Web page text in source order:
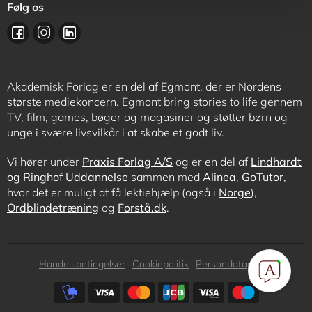
Følg os
Akademisk Forlag er en del af Egmont, der er Nordens
største mediekoncern. Egmont bring stories to life gennem
TV, film, games, bøger og magasiner og støtter børn og
unge i svære livsvilkår i at skabe et godt liv.
Vi hører under Praxis Forlag A/S og er en del af Lindhardt
og Ringhof Uddannelse sammen med Alinea, GoTutor,
hvor det er muligt at få lektiehjælp (også i Norge),
Ordblindetræning og Forstå.dk.
Subfooter
Handelsbetingelser Cookiepolitik
Persondatapolitik
Subfooter
payment